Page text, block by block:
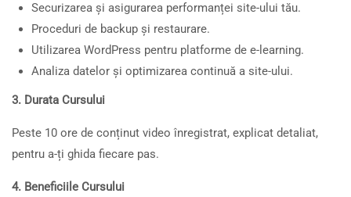
Securizarea și asigurarea performanței site-ului tău.
Proceduri de backup și restaurare.
Utilizarea WordPress pentru platforme de e-learning.
Analiza datelor și optimizarea continuă a site-ului.
3. Durata Cursului
Peste 10 ore de conținut video înregistrat, explicat detaliat,
pentru a-ți ghida fiecare pas.
4. Beneficiile Cursului